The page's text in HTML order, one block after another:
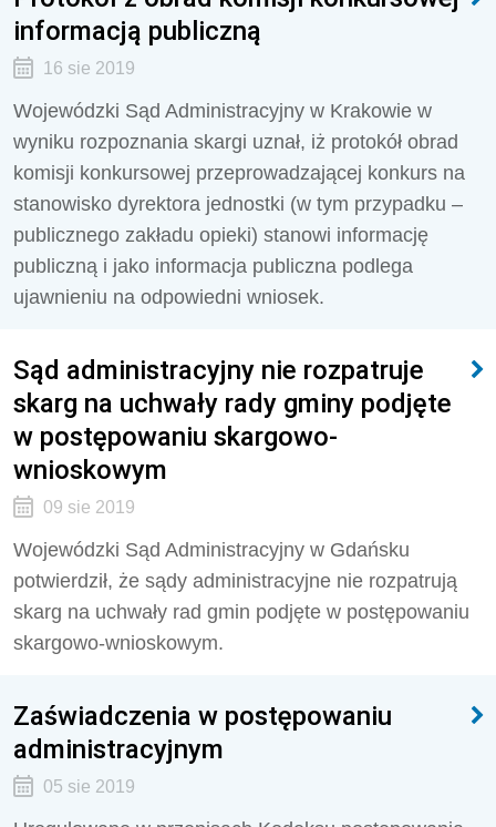
informacją publiczną
16 sie 2019
Wojewódzki Sąd Administracyjny w Krakowie w
wyniku rozpoznania skargi uznał, iż protokół obrad
komisji konkursowej przeprowadzającej konkurs na
stanowisko dyrektora jednostki (w tym przypadku –
publicznego zakładu opieki) stanowi informację
publiczną i jako informacja publiczna podlega
ujawnieniu na odpowiedni wniosek.
Sąd administracyjny nie rozpatruje
skarg na uchwały rady gminy podjęte
w postępowaniu skargowo-
wnioskowym
09 sie 2019
Wojewódzki Sąd Administracyjny w Gdańsku
potwierdził, że sądy administracyjne nie rozpatrują
skarg na uchwały rad gmin podjęte w postępowaniu
skargowo-wnioskowym.
Zaświadczenia w postępowaniu
administracyjnym
05 sie 2019